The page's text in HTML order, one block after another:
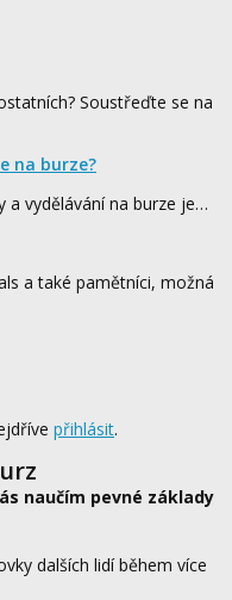
Soustřeďte se na
na burze?
a vydělávání na burze je…
a také pamětníci, možná
přihlásit.
naučím pevné základy
dalších lidí během více